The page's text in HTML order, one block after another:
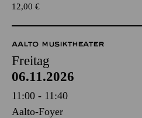
12,00 €
AALTO MUSIKTHEATER
Freitag
06.11.2026
11:00 - 11:40
Aalto-Foyer